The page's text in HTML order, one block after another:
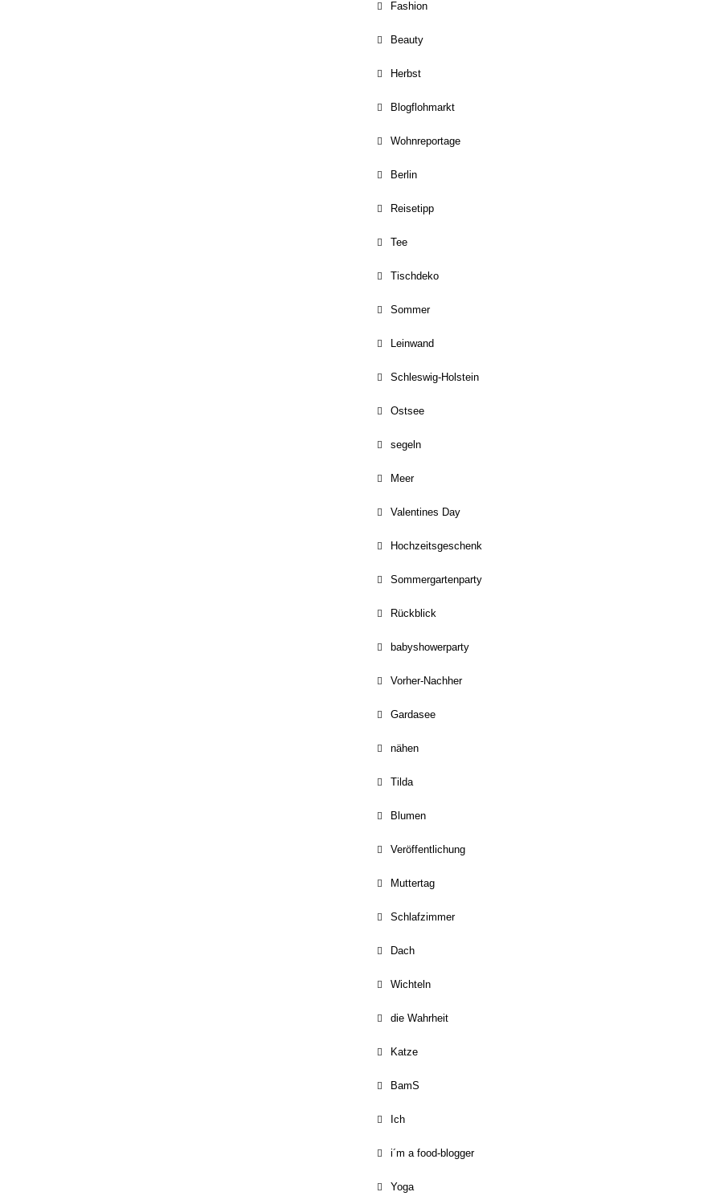
Fashion
Beauty
Herbst
Blogflohmarkt
Wohnreportage
Berlin
Reisetipp
Tee
Tischdeko
Sommer
Leinwand
Schleswig-Holstein
Ostsee
segeln
Meer
Valentines Day
Hochzeitsgeschenk
Sommergartenparty
Rückblick
babyshowerparty
Vorher-Nachher
Gardasee
nähen
Tilda
Blumen
Veröffentlichung
Muttertag
Schlafzimmer
Dach
Wichteln
die Wahrheit
Katze
BamS
Ich
i´m a food-blogger
Yoga